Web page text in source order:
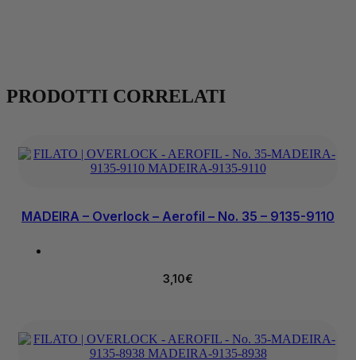
PRODOTTI CORRELATI
MADEIRA – Overlock – Aerofil – No. 35 – 9135-9110
3,10€